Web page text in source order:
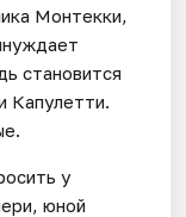
Монтекки,
становится
Капулетти.
у
юной